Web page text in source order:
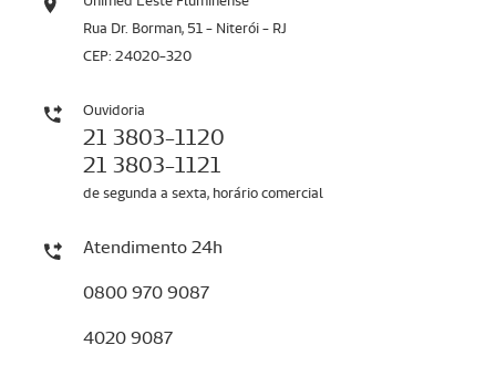
Rua Dr. Borman, 51 - Niterói - RJ
CEP: 24020-320
Ouvidoria
21 3803-1120
21 3803-1121
de segunda a sexta, horário comercial
Atendimento 24h
0800 970 9087
4020 9087